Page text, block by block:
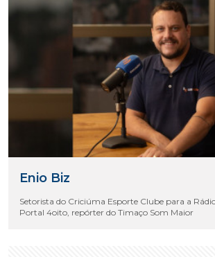
Enio Biz
Setorista do Criciúma Esporte Clube para a
Portal 4oito, repórter do Timaço Som Maior